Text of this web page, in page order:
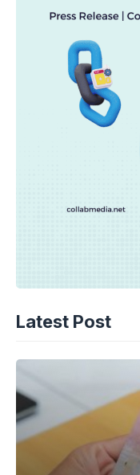
Latest Post